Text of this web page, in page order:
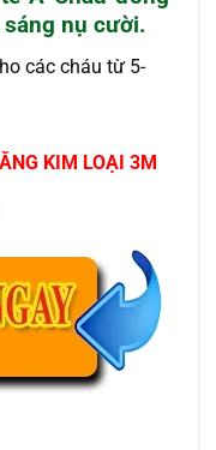
nụ cười.
các cháu từ 5-
KIM LOẠI 3M